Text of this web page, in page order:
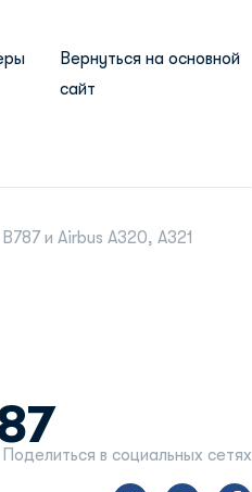
Вернуться на основной
сайт
и Airbus A320, A321
Поделиться в социальных сетях